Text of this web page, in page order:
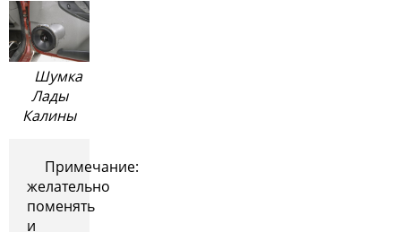
Шумка
Лады
Калины
Примечание:
желательно
поменять
и